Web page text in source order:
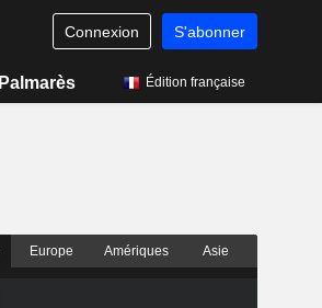
Connexion S'abonner
Palmarès Édition française
Europe Amériques Asie